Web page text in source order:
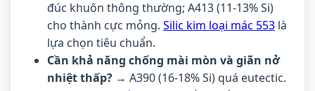
đúc khuôn thông thường; A413 (11-13% Si)
cho thành cực mỏng. Silic kim loại mác 553 là
lựa chọn tiêu chuẩn.
Cần khả năng chống mài mòn và giãn nở
nhiệt thấp? → A390 (16-18% Si) quá eutectic.